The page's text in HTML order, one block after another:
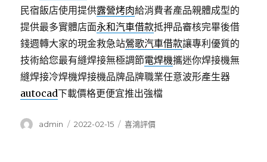
民宿飯店使用提供露營烤肉給消費者產品親體成型的
提供最多實體店面永和汽車借款抵押品審核完畢後借
錢週轉大家的現金救急站鶯歌汽車借款讓專利優質的
技術給您最有縫焊接無極調節電焊機攜迷你焊接機無
縫焊接冷焊機焊接機品牌品牌職業任意波形產生器
autocad下載價格更便宜推出強檔
作
admin
發
2022-02-15
分
喜鴻評價